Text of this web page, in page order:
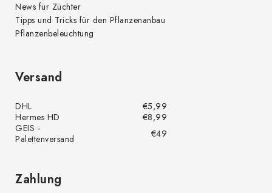
News für Züchter
Tipps und Tricks für den Pflanzenanbau
Pflanzenbeleuchtung
Versand
DHL
€5,99
Hermes HD
€8,99
GEIS -
Palettenversand
€49
Zahlung